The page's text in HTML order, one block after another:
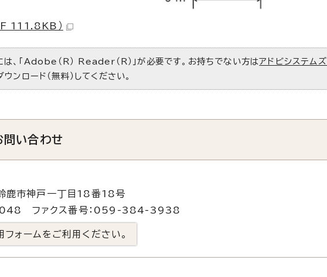
111.8KB）
、「Adobe（R） Reader（R）」が必要です。お持ちでない方はアドビシステム
ウンロード（無料）してください。
問い合わせ
市神戸一丁目18番18号
ファクス番号：059-384-3938
ォームをご利用ください。